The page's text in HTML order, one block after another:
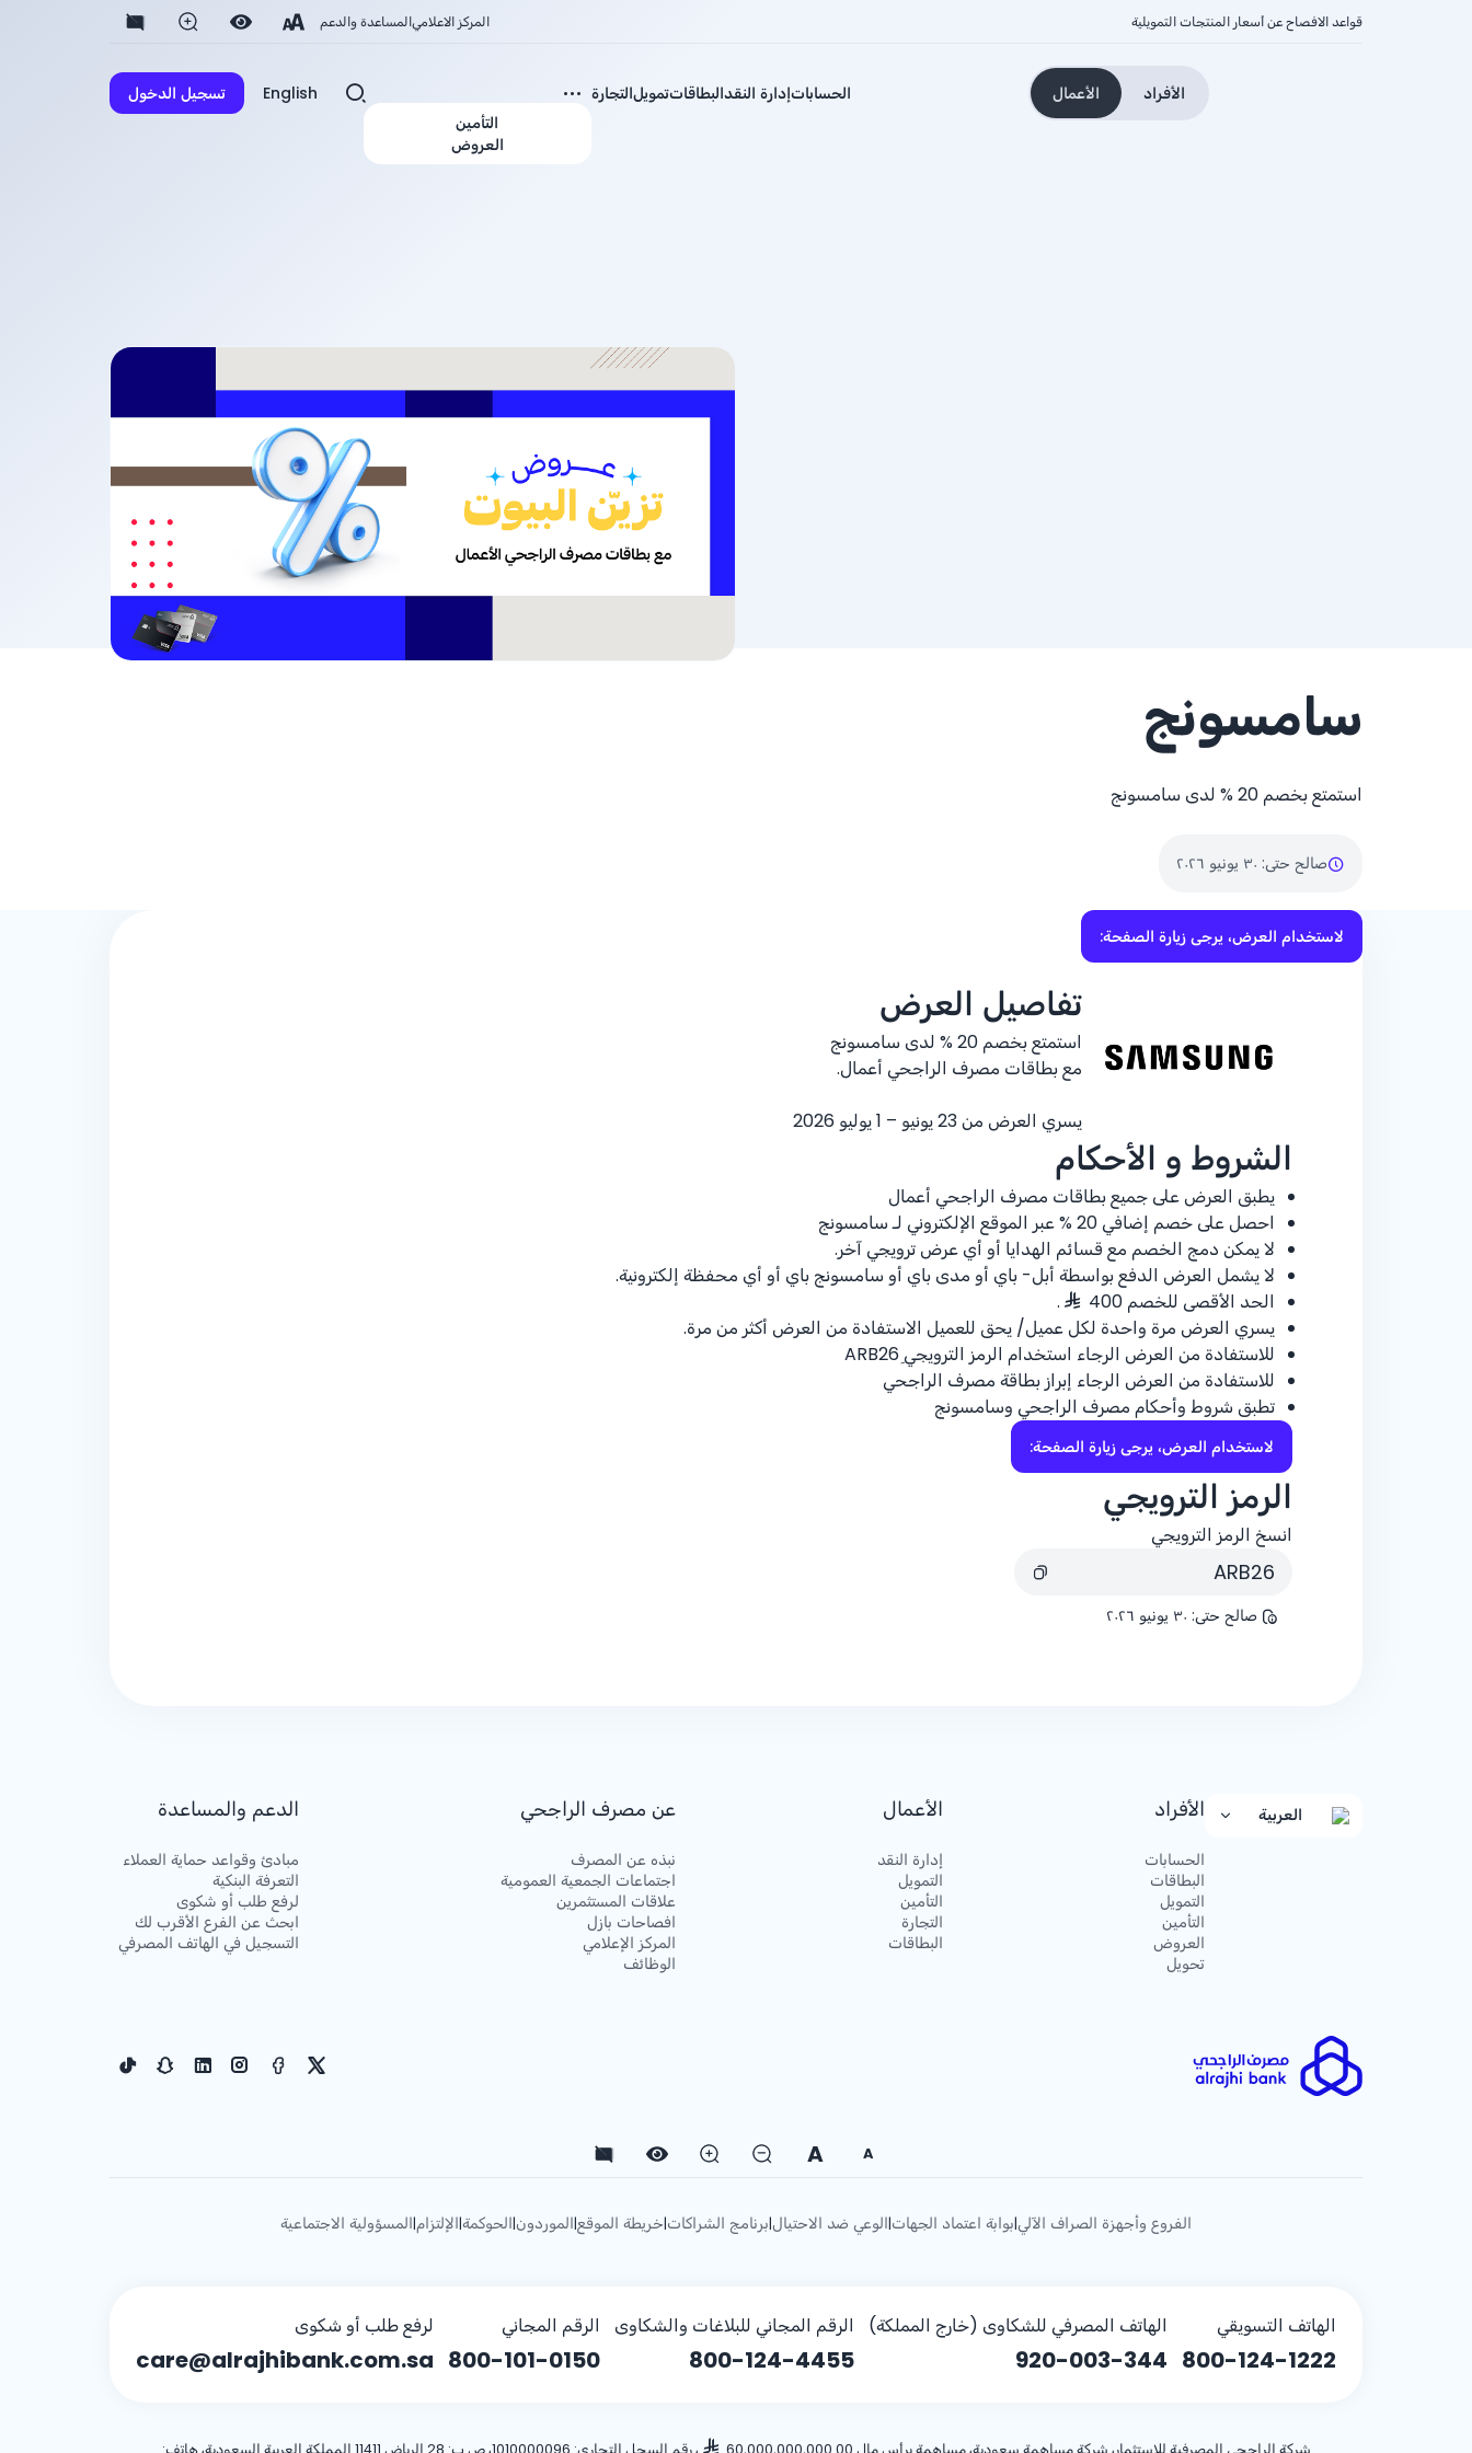
قواعد الافصاح عن أسعار المنتجات التمويلية المركز الاعلاميالمساعدة والدعم
الأفراد الأعمال الحساباتإدارة النقدالبطاقاتتمويلالتجارة
التأمين
العروض
English تسجيل الدخول
سامسونج
استمتع بخصم % 20 لدى سامسونج
صالح حتى: ٣٠ يونيو ٢٠٢٦
لاستخدام العرض، يرجى زيارة الصفحة:
تفاصيل العرض
استمتع بخصم % 20 لدى سامسونج
مع بطاقات مصرف الراجحي أعمال.
يسري العرض من 23 يونيو – 1 يوليو 2026
الشروط و الأحكام
يطبق العرض على جميع بطاقات مصرف الراجحي أعمال
احصل على خصم إضافي % 20عبر الموقع الإلكتروني لـ سامسونج
لا يمكن دمج الخصم مع قسائم الهدايا أو أي عرض ترويجي آخر.
لا يشمل العرض الدفع بواسطة أبل- باي أو مدى باي أو سامسونج باي أو أي محفظة إلكترونية.
الحد الأقصى للخصم 400
.
يسري العرض مرة واحدة لكل عميل/ يحق للعميل الاستفادة من العرض أكثر من مرة.
للاستفادة من العرض الرجاء استخدام الرمز الترويجي ِARB26
للاستفادة من العرض الرجاء إبراز بطاقة مصرف الراجحي
تطبق شروط وأحكام مصرف الراجحي وسامسونج
لاستخدام العرض، يرجى زيارة الصفحة:
الرمز الترويجي
انسخ الرمز الترويجي
ARB26
صالح حتى: ٣٠ يونيو ٢٠٢٦
العربية الأفراد
الحسابات
البطاقات
التمويل
التأمين
العروض
تحويل
الأعمال
إدارة النقد
التمويل
التأمين
التجارة
البطاقات
عن مصرف الراجحي
نبذه عن المصرف
اجتماعات الجمعية العمومية
علاقات المستثمرين
افصاحات بازل
المركز الإعلامي
الوظائف
الدعم والمساعدة
مبادئ وقواعد حماية العملاء
التعرفة البنكية
لرفع طلب أو شكوى
ابحث عن الفرع الأقرب لك
التسجيل في الهاتف المصرفي
A
A
الفروع وأجهزة الصراف الآلي|بوابة اعتماد الجهات|الوعي ضد الاحتيال|برنامج الشراكات|خريطة الموقع|الموردون|الحوكمة|الإلتزام|المسؤولية الاجتماعية
الهاتف التسويقي
800-124-1222
الهاتف المصرفي للشكاوى (خارج المملكة)
920-003-344
الرقم المجاني للبلاغات والشكاوى
800-124-4455
الرقم المجاني
800-101-0150
لرفع طلب أو شكوى
care@alrajhibank.com.sa
شركة الراجحي المصرفية للاستثمار، شركة مساهمة سعودية، مساهمة برأس مال 60,000,000,000.00 ، رقم السجل التجاري: 1010000096، ص.ب: 28 الرياض 11411 المملكة العربية السعودية، هاتف: